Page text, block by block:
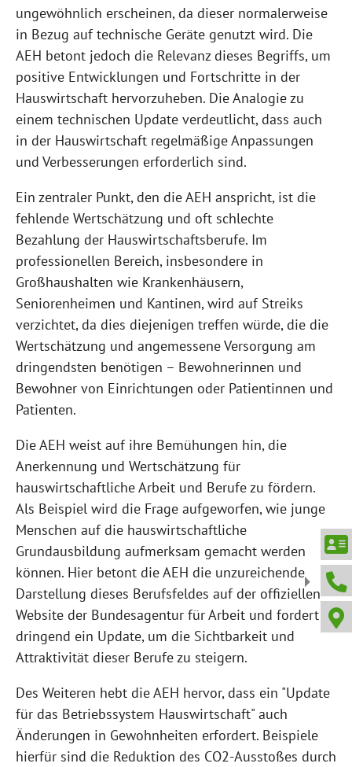
ungewöhnlich erscheinen, da dieser normalerweise
in Bezug auf technische Geräte genutzt wird. Die
AEH betont jedoch die Relevanz dieses Begriffs, um
positive Entwicklungen und Fortschritte in der
Hauswirtschaft hervorzuheben. Die Analogie zu
einem technischen Update verdeutlicht, dass auch
in der Hauswirtschaft regelmäßige Anpassungen
und Verbesserungen erforderlich sind.
Ein zentraler Punkt, den die AEH anspricht, ist die
fehlende Wertschätzung und oft schlechte
Bezahlung der Hauswirtschaftsberufe. Im
professionellen Bereich, insbesondere in
Großhaushalten wie Krankenhäusern,
Seniorenheimen und Kantinen, wird auf Streiks
verzichtet, da dies diejenigen treffen würde, die die
Wertschätzung und angemessene Versorgung am
dringendsten benötigen – Bewohnerinnen und
Bewohner von Einrichtungen oder Patientinnen und
Patienten.
Die AEH weist auf ihre Bemühungen hin, die
Anerkennung und Wertschätzung für
hauswirtschaftliche Arbeit und Berufe zu fördern.
Als Beispiel wird die Frage aufgeworfen, wie junge
Menschen auf die hauswirtschaftliche
Grundausbildung aufmerksam gemacht werden
können. Hier betont die AEH die unzureichende
Darstellung dieses Berufsfeldes auf der offiziellen
Website der Bundesagentur für Arbeit und fordert
dringend ein Update, um die Sichtbarkeit und
Attraktivität dieser Berufe zu steigern.
Des Weiteren hebt die AEH hervor, dass ein "Update
für das Betriebssystem Hauswirtschaft" auch
Änderungen in Gewohnheiten erfordert. Beispiele
hierfür sind die Reduktion des CO2-Ausstoßes durch